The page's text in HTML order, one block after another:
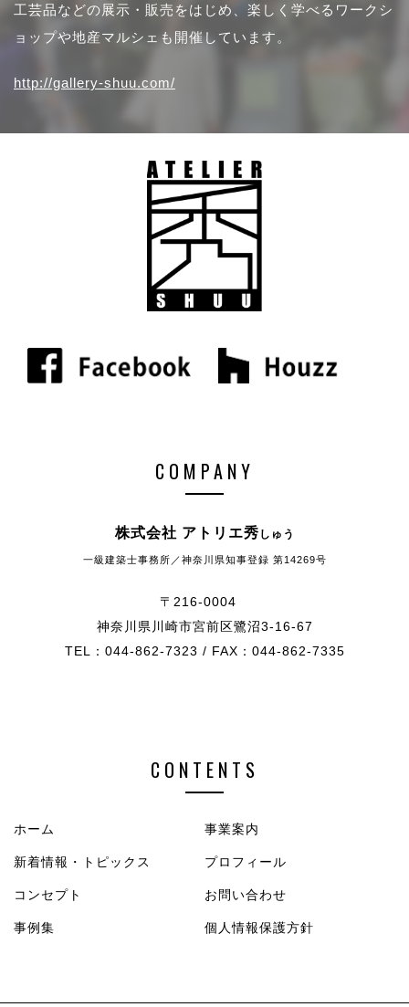
工芸品などの展示・販売をはじめ、楽しく学べるワークシ
ョップや地産マルシェも開催しています。
http://gallery-shuu.com/
COMPANY
株式会社 アトリエ秀 しゅう
一級建築士事務所／神奈川県知事登録 第14269号
〒216-0004
神奈川県川崎市宮前区鷺沼3-16-67
TEL：044-862-7323 / FAX：044-862-7335
CONTENTS
ホーム
新着情報・トピックス
コンセプト
事例集
事業案内
プロフィール
お問い合わせ
個人情報保護方針